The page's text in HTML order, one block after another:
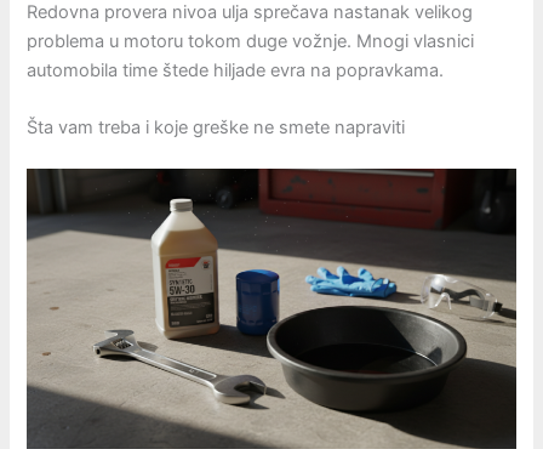
Redovna provera nivoa ulja sprečava nastanak velikog
problema u motoru tokom duge vožnje. Mnogi vlasnici
automobila time štede hiljade evra na popravkama.
Šta vam treba i koje greške ne smete napraviti